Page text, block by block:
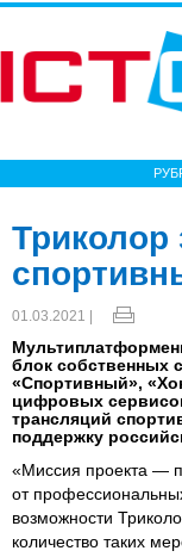
Триколор
01.03.2021 |
блок собственных
«Спортивный»,
цифровых
трансляций
поддержку
«Миссия проекта —
от
возможности
количество таких